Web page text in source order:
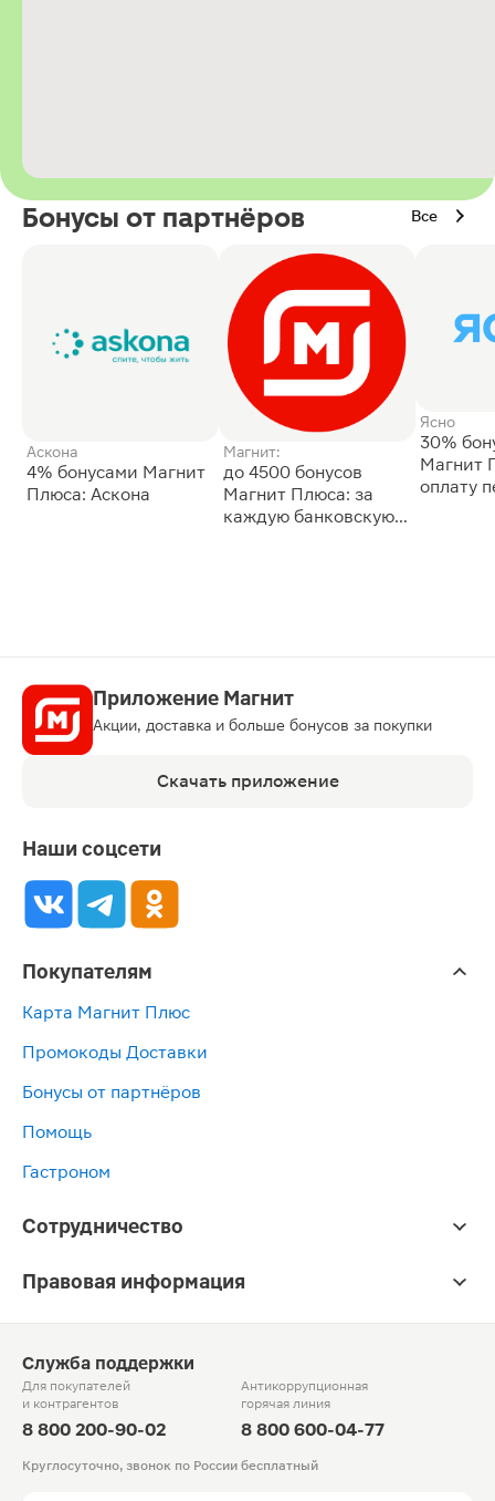
Бонусы от партнёров Все
Аскона
4% бонусами Магнит
Плюса: Аскона
Магнит:
до 4500 бонусов
Магнит Плюса: за
каждую банковскую
Ясно
30%
Магнит
оплату
Приложение Магнит
Акции, доставка и больше бонусов за покупки
Скачать приложение
Наши соцсети
Покупателям
Карта Магнит Плюс
Промокоды Доставки
Бонусы от партнёров
Помощь
Гастроном
Сотрудничество
Правовая информация
Служба поддержки
Для покупателей
и контрагентов
8 800 200-90-02
Антикоррупционная
горячая линия
8 800 600-04-77
Круглосуточно, звонок по России бесплатный